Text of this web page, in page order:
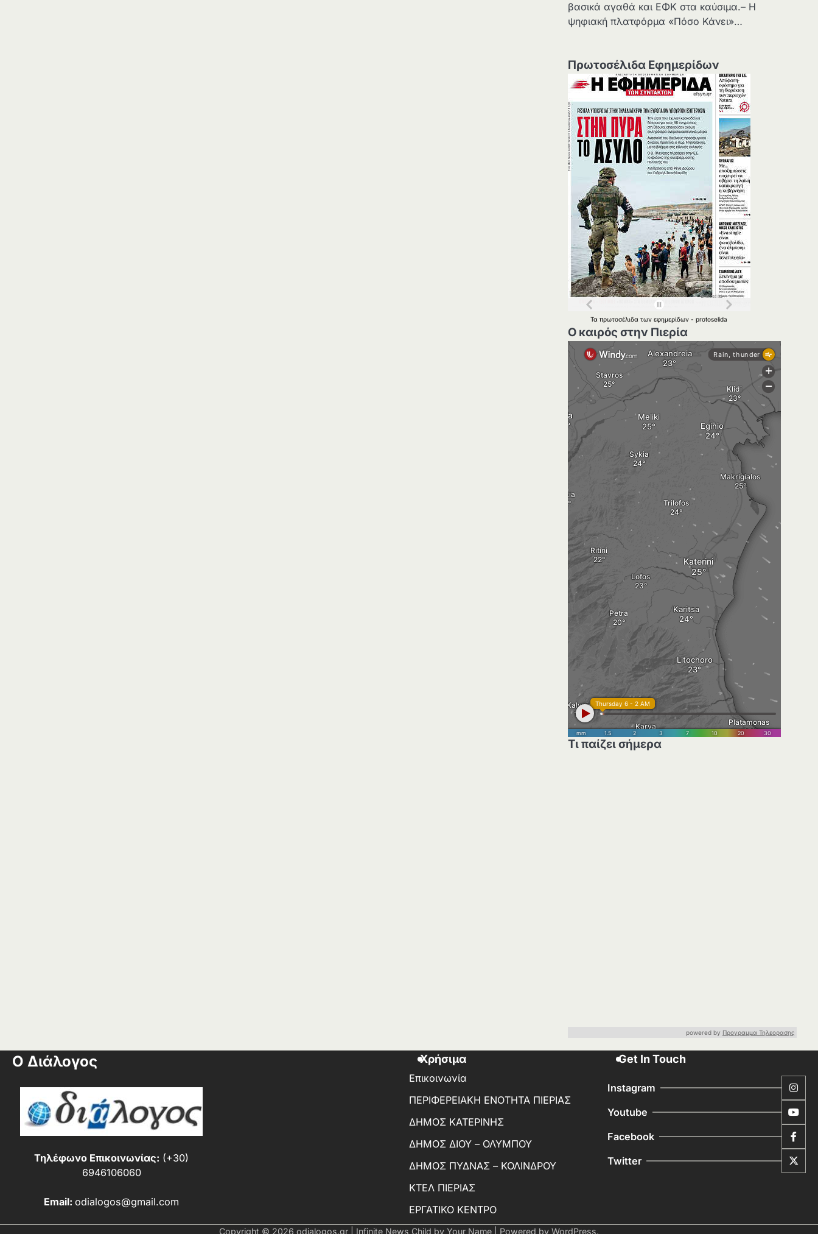
βασικά αγαθά και ΕΦΚ στα καύσιμα.– Η
ψηφιακή πλατφόρμα «Πόσο Κάνει»…
Πρωτοσέλιδα Εφημερίδων
Ταπρωτοσέλιδατωνεφημερίδων-protoselida
Ο καιρός στην Πιερία
Τι παίζει σήμερα
powered by Προγραμμα Τηλεορασης
Ο Διάλογος
Τηλέφωνο Επικοινωνίας: (+30)
6946106060
Email: odialogos@gmail.com
Χρήσιμα
Επικοινωνία
ΠΕΡΙΦΕΡΕΙΑΚΗ ΕΝΟΤΗΤΑ ΠΙΕΡΙΑΣ
ΔΗΜΟΣ ΚΑΤΕΡΙΝΗΣ
ΔΗΜΟΣ ΔΙΟΥ – ΟΛΥΜΠΟΥ
ΔΗΜΟΣ ΠΥΔΝΑΣ – ΚΟΛΙΝΔΡΟΥ
ΚΤΕΛ ΠΙΕΡΙΑΣ
ΕΡΓΑΤΙΚΟ ΚΕΝΤΡΟ
Get In Touch
Instagram
Youtube
Facebook
Twitter
Copyright © 2026 odialogos.gr | Infinite News Child by Your Name | Powered by WordPress.